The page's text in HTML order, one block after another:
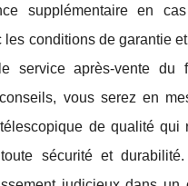
supplémentaire en
les conditions de garantie
service après-vente du
vous serez en
de qualité qui
sécurité et